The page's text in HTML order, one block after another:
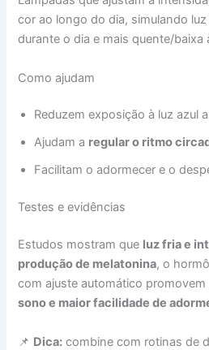
cor ao longo do dia, simulando
durante o dia e mais quente/baixa
Como ajudam
Reduzem exposição à luz azul
Ajudam a regular o ritmo
Facilitam o adormecer e o
Testes e evidências
Estudos mostram que luz fria e
produção de melatonina, o
com ajuste automático promovem
sono e maior facilidade de
📌 Dica: combine com rotinas de